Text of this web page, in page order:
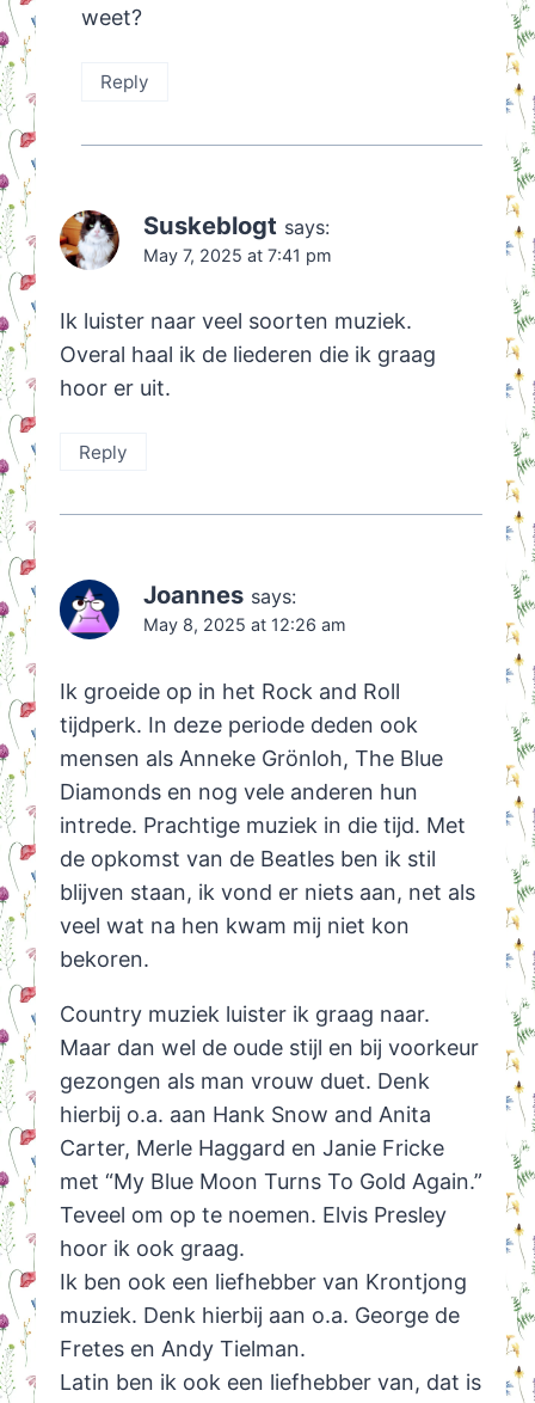
weet?
Reply
Suskeblogt says:
May 7, 2025 at 7:41 pm
Ik luister naar veel soorten muziek.
Overal haal ik de liederen die ik graag
hoor er uit.
Reply
Joannes says:
May 8, 2025 at 12:26 am
Ik groeide op in het Rock and Roll
tijdperk. In deze periode deden ook
mensen als Anneke Grönloh, The Blue
Diamonds en nog vele anderen hun
intrede. Prachtige muziek in die tijd. Met
de opkomst van de Beatles ben ik stil
blijven staan, ik vond er niets aan, net als
veel wat na hen kwam mij niet kon
bekoren.
Country muziek luister ik graag naar.
Maar dan wel de oude stijl en bij voorkeur
gezongen als man vrouw duet. Denk
hierbij o.a. aan Hank Snow and Anita
Carter, Merle Haggard en Janie Fricke
met “My Blue Moon Turns To Gold Again.”
Teveel om op te noemen. Elvis Presley
hoor ik ook graag.
Ik ben ook een liefhebber van Krontjong
muziek. Denk hierbij aan o.a. George de
Fretes en Andy Tielman.
Latin ben ik ook een liefhebber van, dat is